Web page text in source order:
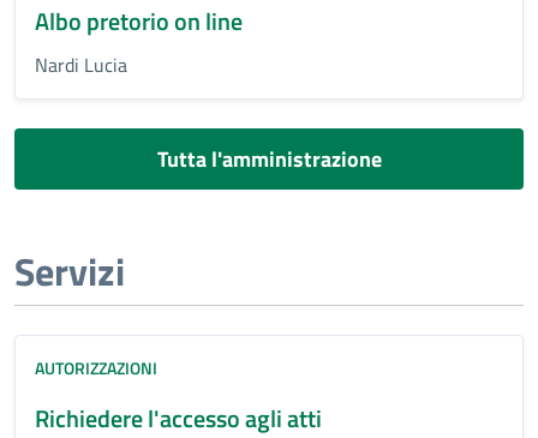
Albo pretorio on line
Nardi Lucia
Tutta l'amministrazione
Servizi
AUTORIZZAZIONI
Richiedere l'accesso agli atti